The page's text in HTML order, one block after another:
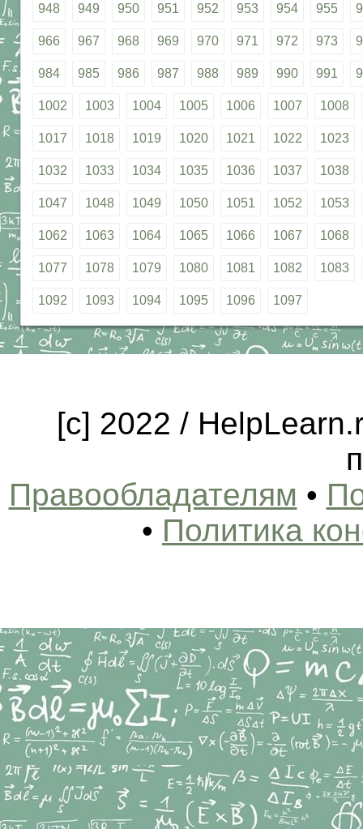
948 949 950 951 952 953 954 955
966 967 968 969 970 971 972 973
984 985 986 987 988 989 990 991
1002 1003 1004 1005 1006 1007 1008
1017 1018 1019 1020 1021 1022 1023
1032 1033 1034 1035 1036 1037 1038
1047 1048 1049 1050 1051 1052 1053
1062 1063 1064 1065 1066 1067 1068
1077 1078 1079 1080 1081 1082 1083
1092 1093 1094 1095 1096 1097
[c] 2022 /
Правообладателям •
• Политика